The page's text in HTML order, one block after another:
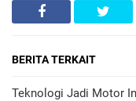
BERITA TERKAIT
Teknologi Jadi Motor